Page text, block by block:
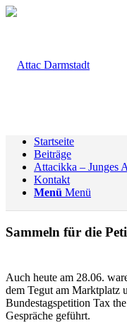
Startseite
Beiträge
Attacikka – Junges
Kontakt
Menü Menü
Sammeln für die
Auch heute am 28.06.
dem Tegut am Marktplatz
Bundestagspetition Tax
Gespräche geführt.